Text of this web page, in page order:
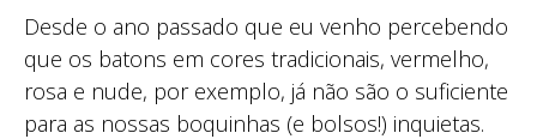
Desde o ano passado que eu venho percebendo
que os batons em cores tradicionais, vermelho,
rosa e nude, por exemplo, já não são o suficiente
para as nossas boquinhas (e bolsos!) inquietas.